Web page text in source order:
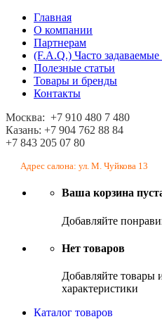
Главная
О компании
Партнерам
(F.A.Q.) Часто
Полезные статьи
Товары и бренды
Контакты
Москва: +7 910 480 7 480
Казань: +7 904 762 88 84
+7 843 205 07 80
Адрес салона: ул. М. Чуйкова 13
Ваша корзина
Добавляйте
Нет товаров
Добавляйте товары
характеристики
Каталог товаров